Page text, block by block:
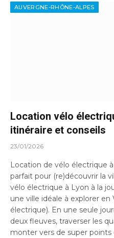
AUVERGNE-RHÔNE-ALPES
Location vélo
itinéraire et conseils
23/01/2026
Location de vélo électrique
parfait pour (re)découvrir la
vélo électrique à Lyon à la
une ville idéale à explorer en
électrique). En une seule
deux fleuves, traverser les
monter vers de super